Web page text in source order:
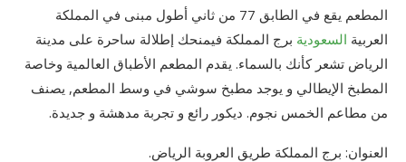
المطعم يقع في الطابق 77 من ثاني أطول مبنى في المملكة
العربية السعودية برج المملكة فيمنحك إطلالة ساحرة على مدينة
الرياض تشعر كأنك بالسماء. يقدم المطعم الأطباق العالمية وخاصة
المطبخ الإيطالي و يوجد مطبخ سوشي في وسط المطعم, يصنف
من مطاعم الخمس نجوم. ديكور رائع و تجربة مدهشة و جديدة.
العنوان: برج المملكة طريق العروبة الرياض.